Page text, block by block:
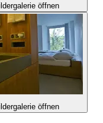
öffnen
öffnen